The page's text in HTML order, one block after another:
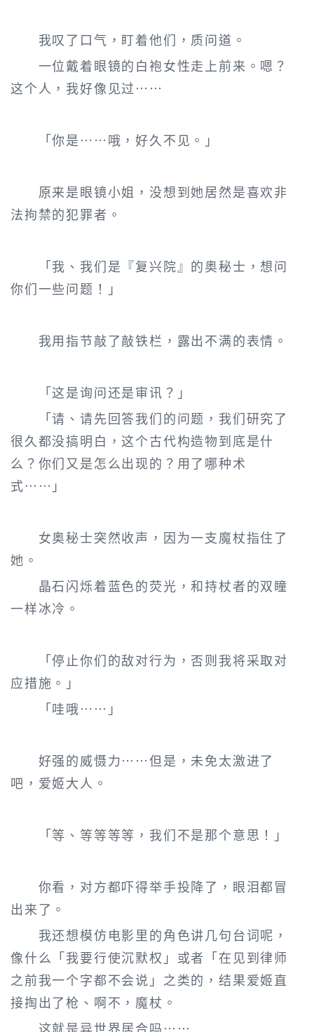
我叹了口气，盯着他们，质问道。
一位戴着眼镜的白袍女性走上前来。嗯？
这个人，我好像见过……
「你是……哦，好久不见。」
原来是眼镜小姐，没想到她居然是喜欢非
法拘禁的犯罪者。
「我、我们是『复兴院』的奥秘士，想问
你们一些问题！」
我用指节敲了敲铁栏，露出不满的表情。
「这是询问还是审讯？」
「请、请先回答我们的问题，我们研究了
很久都没搞明白，这个古代构造物到底是什
么？你们又是怎么出现的？用了哪种术
式……」
女奥秘士突然收声，因为一支魔杖指住了
她。
晶石闪烁着蓝色的荧光，和持杖者的双瞳
一样冰冷。
「停止你们的敌对行为，否则我将采取对
应措施。」
「哇哦……」
好强的威慑力……但是，未免太激进了
吧，爱姬大人。
「等、等等等等，我们不是那个意思！」
你看，对方都吓得举手投降了，眼泪都冒
出来了。
我还想模仿电影里的角色讲几句台词呢，
像什么「我要行使沉默权」或者「在见到律师
之前我一个字都不会说」之类的，结果爱姬直
接掏出了枪、啊不，魔杖。
这就是异世界居合吗……